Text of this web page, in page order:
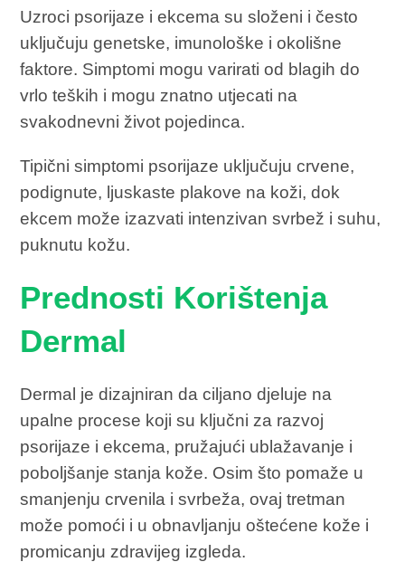
Uzroci psorijaze i ekcema su složeni i često
uključuju genetske, imunološke i okolišne
faktore. Simptomi mogu varirati od blagih do
vrlo teških i mogu znatno utjecati na
svakodnevni život pojedinca.
Tipični simptomi psorijaze uključuju crvene,
podignute, ljuskaste plakove na koži, dok
ekcem može izazvati intenzivan svrbež i suhu,
puknutu kožu.
Prednosti Korištenja
Dermal
Dermal je dizajniran da ciljano djeluje na
upalne procese koji su ključni za razvoj
psorijaze i ekcema, pružajući ublažavanje i
poboljšanje stanja kože. Osim što pomaže u
smanjenju crvenila i svrbeža, ovaj tretman
može pomoći i u obnavljanju oštećene kože i
promicanju zdravijeg izgleda.